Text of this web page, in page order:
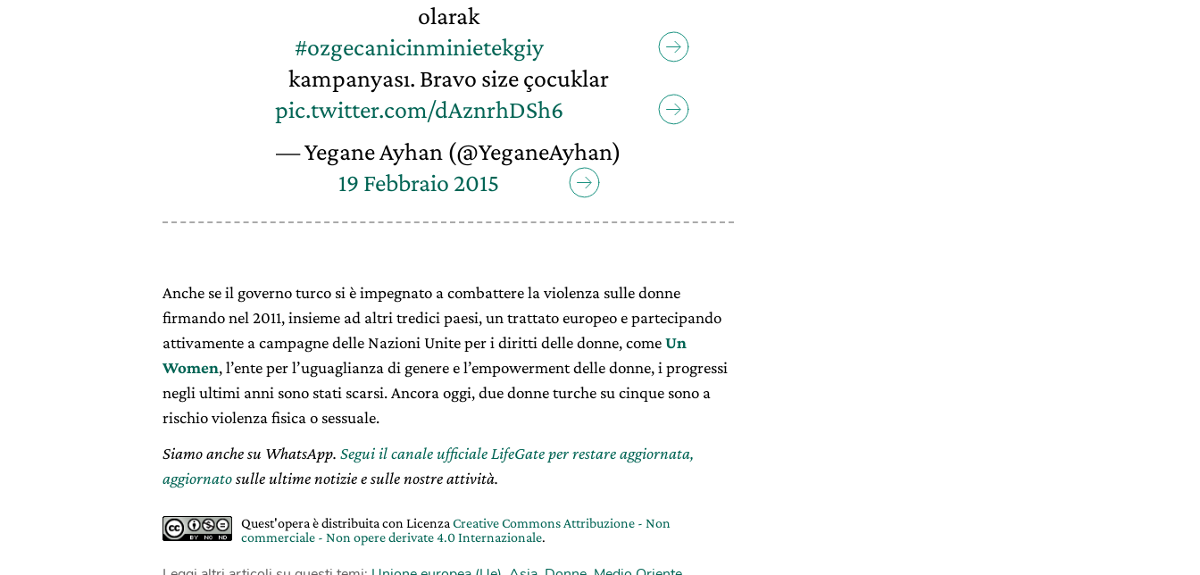
olarak
#ozgecanicinminietekgiy
kampanyası. Bravo size çocuklar
pic.twitter.com/dAznrhDSh6
— Yegane Ayhan (@YeganeAyhan)
19 Febbraio 2015
Anche se il governo turco si è impegnato a combattere la violenza sulle donne
firmando nel 2011, insieme ad altri tredici paesi, un trattato europeo e partecipando
attivamente a campagne delle Nazioni Unite per i diritti delle donne, comeUn
Women, l’ente per l’uguaglianza di genere e l’empowerment delle donne, i progressi
negli ultimi anni sono stati scarsi. Ancora oggi, due donne turche su cinque sono a
rischio violenza fisica o sessuale.
Siamo anche su WhatsApp. Segui il canale ufficiale LifeGate per restare aggiornata,
aggiornatosulle ultime notizie e sulle nostre attività.
Quest'opera è distribuita con LicenzaCreative Commons Attribuzione - Non
commerciale - Non opere derivate 4.0 Internazionale.